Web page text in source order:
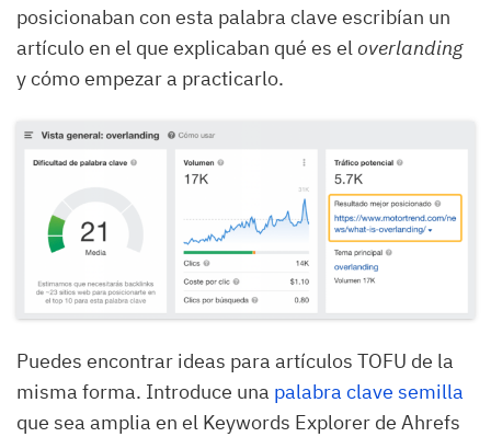
posicionaban con esta palabra clave escribían un
artículo en el que explicaban qué es el overlanding
y cómo empezar a practicarlo.
Puedes encontrar ideas para artículos TOFU de la
misma forma. Introduce una palabra clave semilla
que sea amplia en el Keywords Explorer de Ahrefs